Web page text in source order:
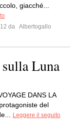
giacché...
da Albertogallo
Luna
DANS LA
del
Leggere il seguito